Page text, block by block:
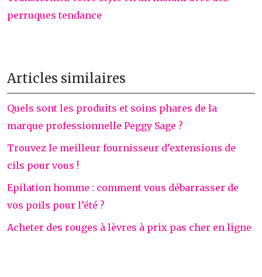
perruques tendance
Articles similaires
Quels sont les produits et soins phares de la
marque professionnelle Peggy Sage ?
Trouvez le meilleur fournisseur d’extensions de
cils pour vous !
Epilation homme : comment vous débarrasser de
vos poils pour l’été ?
Acheter des rouges à lèvres à prix pas cher en ligne